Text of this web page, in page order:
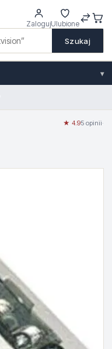
Szukaj
ZalogujUlubione
▾
★ 4.95 opinii·